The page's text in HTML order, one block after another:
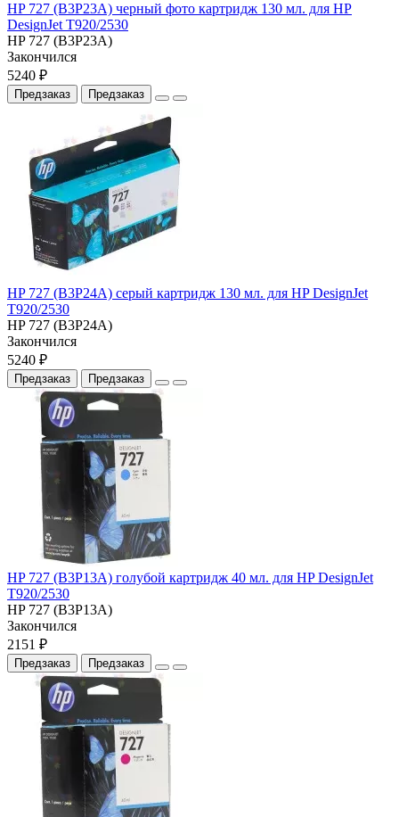
HP 727 (B3P23A) черный фото картридж 130 мл. для HP
DesignJet T920/2530
HP 727 (B3P23A)
Закончился
5240 ₽
Предзаказ Предзаказ
HP 727 (B3P24A) серый картридж 130 мл. для HP DesignJet
T920/2530
HP 727 (B3P24A)
Закончился
5240 ₽
Предзаказ Предзаказ
HP 727 (B3P13A) голубой картридж 40 мл. для HP DesignJet
T920/2530
HP 727 (B3P13A)
Закончился
2151 ₽
Предзаказ Предзаказ